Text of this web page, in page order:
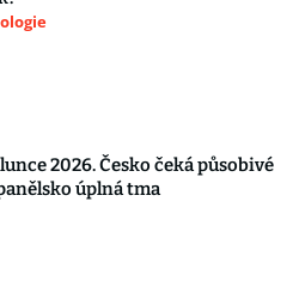
2026. Česko čeká působivé
úplná tma